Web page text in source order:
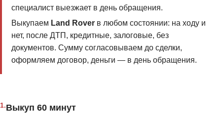
специалист выезжает в день обращения.
Выкупаем Land Roverв любом состоянии: на ходу и
нет, после ДТП, кредитные, залоговые, без
документов. Сумму согласовываем до сделки,
оформляем договор, деньги — в день обращения.
1.Выкуп 60 минут